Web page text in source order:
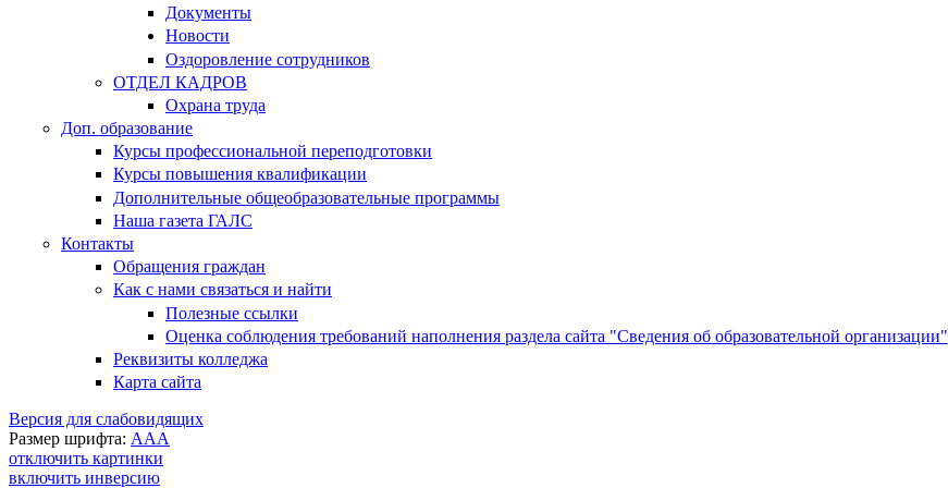
Документы
Новости
Оздоровление сотрудников
ОТДЕЛ КАДРОВ
Охрана труда
Доп. образование
Курсы профессиональной переподготовки
Курсы повышения квалификации
Дополнительные общеобразовательные программы
Наша газета ГАЛС
Контакты
Обращения граждан
Как с нами связаться и найти
Полезные ссылки
Оценка соблюдения требований наполнения раздела сайта "Сведения об образовательной организации"
Реквизиты колледжа
Карта сайта
Версия для слабовидящих
Размер шрифта: AAA
отключить картинки
включить инверсию